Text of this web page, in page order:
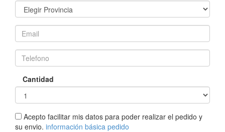
Cantidad
Acepto facilitar mis datos para poder realizar el pedido y
su envio. información básica pedido